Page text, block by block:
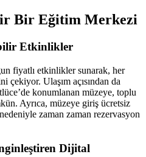
Bir Eğitim Merkezi
Etkinlikler
fiyatlı etkinlikler sunarak, her
çekiyor. Ulaşım açısından da
konumlanan müzeye, toplu
Ayrıca, müzeye giriş ücretsiz
zaman zaman rezervasyon
Dijital